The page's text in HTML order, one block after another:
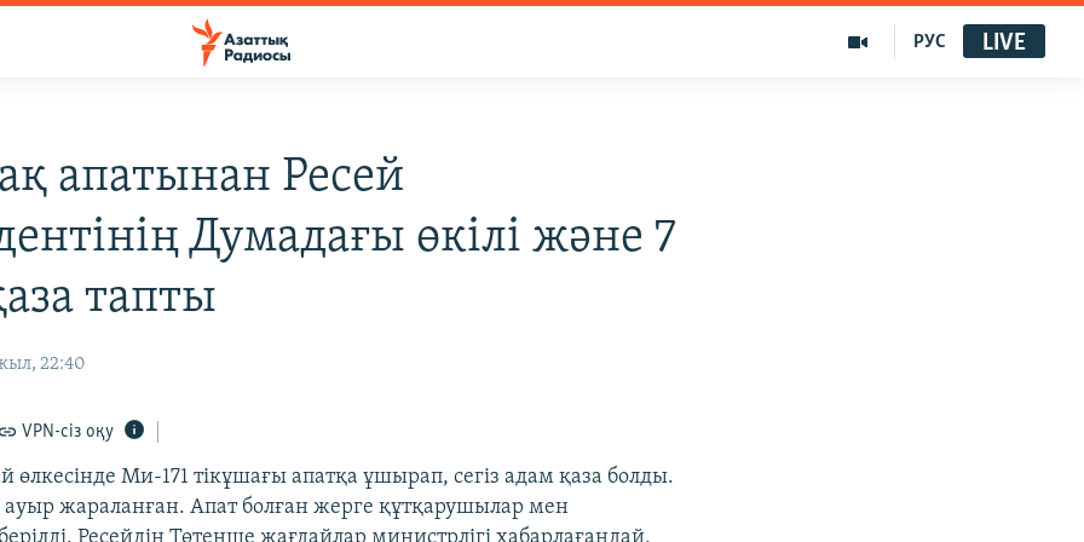
РУС LIVE
апатынан Ресей
Думадағы өкілі және 7
тапты
22:40
VPN-сіз оқу
өлкесінде Ми-171 тікұшағы апатқа ұшырап, сегіз адам қаза болды.
жараланған. Апат болған жерге құтқарушылар мен